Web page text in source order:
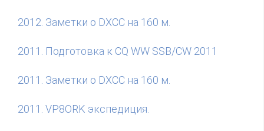
2012. Заметки о DXCC на 160 м.
2011. Подготовка к CQ WW SSB/CW 2011
2011. Заметки о DXCC на 160 м.
2011. VP8ORK экспедиция.